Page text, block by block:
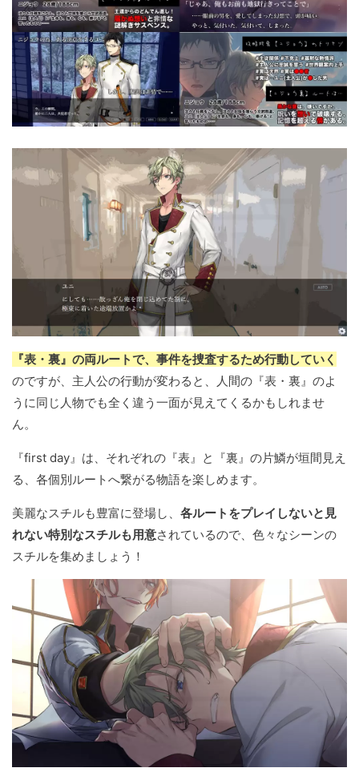
『表・裏』の両ルートで、事件を捜査するため行動していく
のですが、主人公の行動が変わると、人間の『表・裏』のよ
うに同じ人物でも全く違う一面が見えてくるかもしれませ
ん。
『first day』は、それぞれの『表』と『裏』の片鱗が垣間見え
る、各個別ルートへ繋がる物語を楽しめます。
美麗なスチルも豊富に登場し、 各ルートをプレイしないと見
れない特別なスチルも用意されているので、色々なシーンの
スチルを集めましょう！